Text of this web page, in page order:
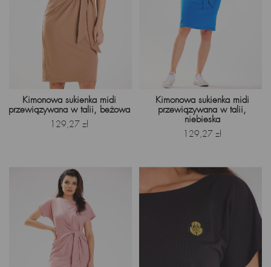
Kimonowa sukienka midi
przewiązywana w talii, beżowa
Cena
129,27 zł
Kimonowa sukienka midi
przewiązywana w talii,
niebieska
Cena
129,27 zł